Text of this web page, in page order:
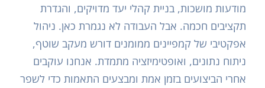
מודעות מושכות, בניית קהלי יעד מדויקים, והגדרת
תקציבים חכמה. אבל העבודה לא נגמרת כאן. ניהול
אפקטיבי של קמפיינים ממומנים דורש מעקב שוטף,
ניתוח נתונים, ואופטימיזציה מתמדת. אנחנו עוקבים
אחרי הביצועים בזמן אמת ומבצעים התאמות כדי לשפר